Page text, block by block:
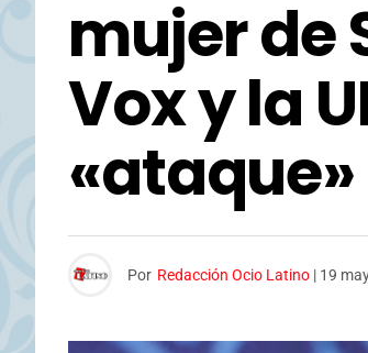
mujer de
Vox y la
«ataque»
Por Redacción Ocio Latino | 19